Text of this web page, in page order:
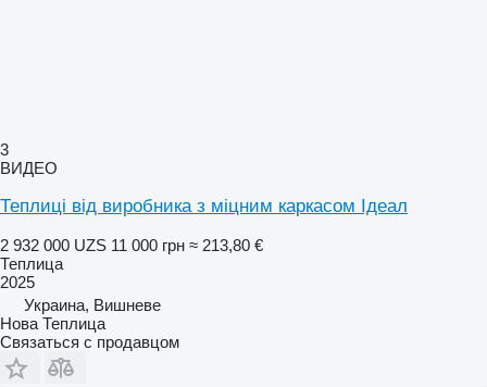
3
ВИДЕО
Теплиці від виробника з міцним каркасом Ідеал
2 932 000 UZS 11 000 грн ≈ 213,80 €
Теплица
2025
Украина, Вишневе
Нова Теплица
Связаться с продавцом